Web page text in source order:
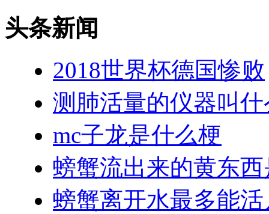
头条新闻
2018世界杯德国惨败
测肺活量的仪器叫什
mc子龙是什么梗
螃蟹流出来的黄东
螃蟹离开水最多能